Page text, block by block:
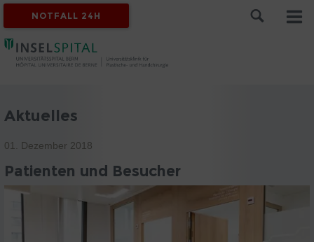
NOTFALL 24H
Aktuelles
01. Dezember 2018
Patienten und Besucher